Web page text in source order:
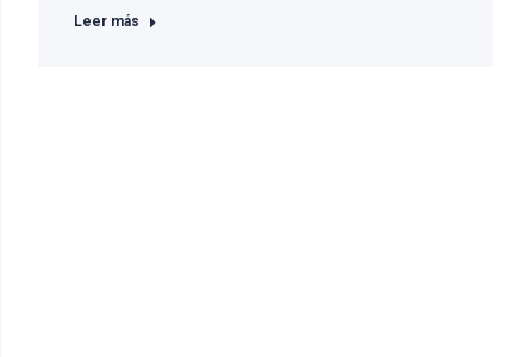
Leer más